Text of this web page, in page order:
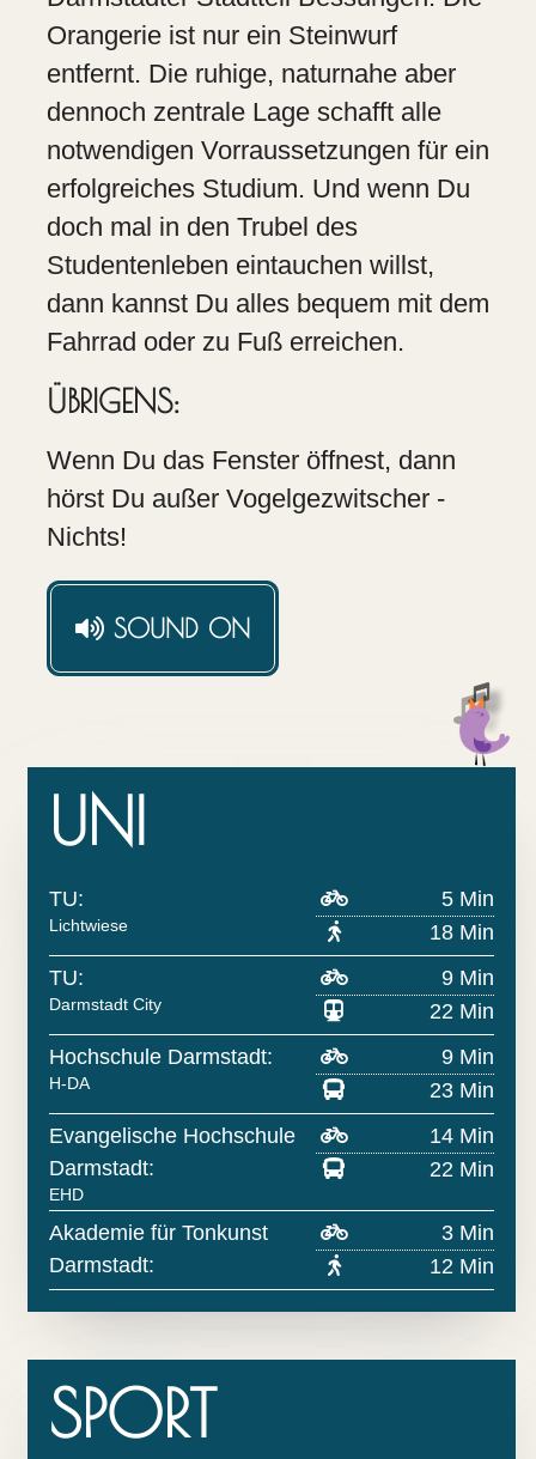
Orangerie ist nur ein Steinwurf
entfernt. Die ruhige, naturnahe aber
dennoch zentrale Lage schafft alle
notwendigen Vorraussetzungen für ein
erfolgreiches Studium. Und wenn Du
doch mal in den Trubel des
Studentenleben eintauchen willst,
dann kannst Du alles bequem mit dem
Fahrrad oder zu Fuß erreichen.
ÜBRIGENS:
Wenn Du das Fenster öffnest, dann
hörst Du außer Vogelgezwitscher -
Nichts!
SOUND ON
UNI
TU:
Lichtwiese
5 Min
18 Min
TU:
Darmstadt City
9 Min
22 Min
Hochschule Darmstadt:
H-DA
9 Min
23 Min
Evangelische Hochschule
Darmstadt:
EHD
14 Min
22 Min
Akademie für Tonkunst
Darmstadt:
3 Min
12 Min
SPORT